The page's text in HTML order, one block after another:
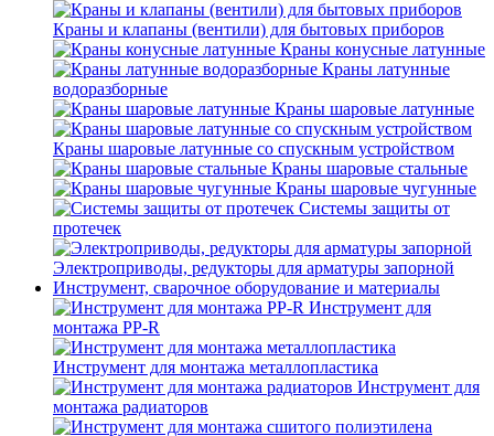
Краны и клапаны (вентили) для бытовых приборов
Краны конусные латунные
Краны латунные
водоразборные
Краны шаровые латунные
Краны шаровые латунные со спускным устройством
Краны шаровые стальные
Краны шаровые чугунные
Системы защиты от
протечек
Электроприводы, редукторы для арматуры запорной
Инструмент, сварочное оборудование и материалы
Инструмент для
монтажа PP-R
Инструмент для монтажа металлопластика
Инструмент для
монтажа радиаторов